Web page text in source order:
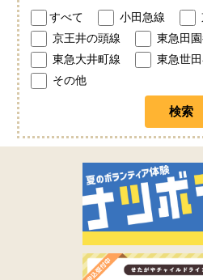
すべて 小田急線
京王井の頭線
東急田
東急大井町線
東急世
その他